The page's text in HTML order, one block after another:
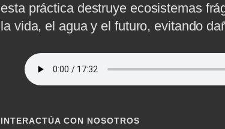
esta práctica destruye ecosistemas
la vida, el agua y el futuro, evitando
INTERACTÚA CON NOSOTROS